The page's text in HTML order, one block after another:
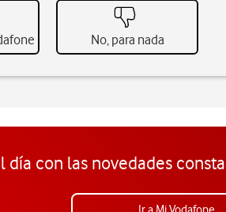
No, para nada
día con las novedades